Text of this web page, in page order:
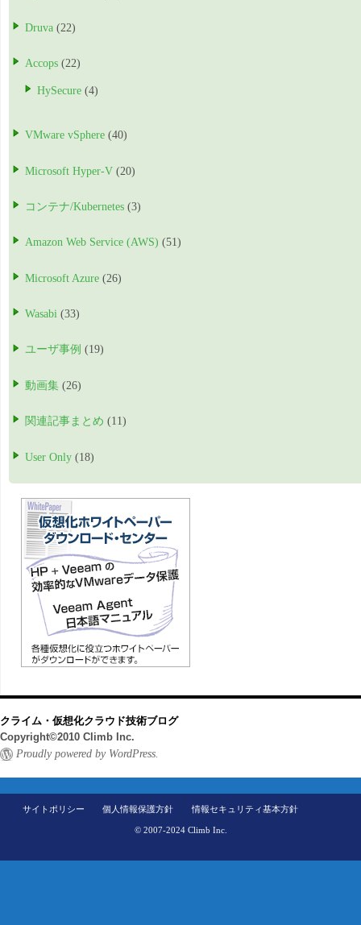
Druva (22)
Accops (22)
HySecure (4)
VMware vSphere (40)
Microsoft Hyper-V (20)
コンテナ/Kubernetes (3)
Amazon Web Service (AWS) (51)
Microsoft Azure (26)
Wasabi (33)
ユーザ事例 (19)
動画集 (26)
関連記事まとめ (11)
User Only (18)
クライム・仮想化クラウド技術ブログ
Copyright©2010 Climb Inc.
Proudly powered by WordPress.
サイトポリシー 個人情報保護方針 情報セキュリティ基本方針
© 2007-2024 Climb Inc.